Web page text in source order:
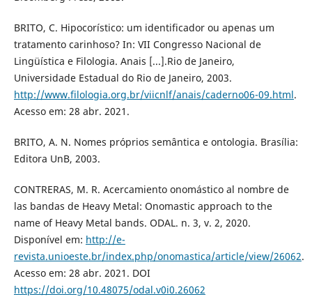
BRITO, C. Hipocorístico: um identificador ou apenas um
tratamento carinhoso? In: VII Congresso Nacional de
Lingüística e Filologia. Anais [...].Rio de Janeiro,
Universidade Estadual do Rio de Janeiro, 2003.
http://www.filologia.org.br/viicnlf/anais/caderno06-09.html.
Acesso em: 28 abr. 2021.
BRITO, A. N. Nomes próprios semântica e ontologia. Brasília:
Editora UnB, 2003.
CONTRERAS, M. R. Acercamiento onomástico al nombre de
las bandas de Heavy Metal: Onomastic approach to the
name of Heavy Metal bands. ODAL. n. 3, v. 2, 2020.
Disponível em: http://e-
revista.unioeste.br/index.php/onomastica/article/view/26062.
Acesso em: 28 abr. 2021. DOI
https://doi.org/10.48075/odal.v0i0.26062